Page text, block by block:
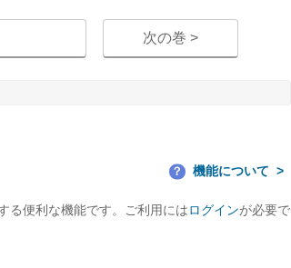
次の巻 >
？ 機能について
る便利な機能です。ご利用にはログインが必要で